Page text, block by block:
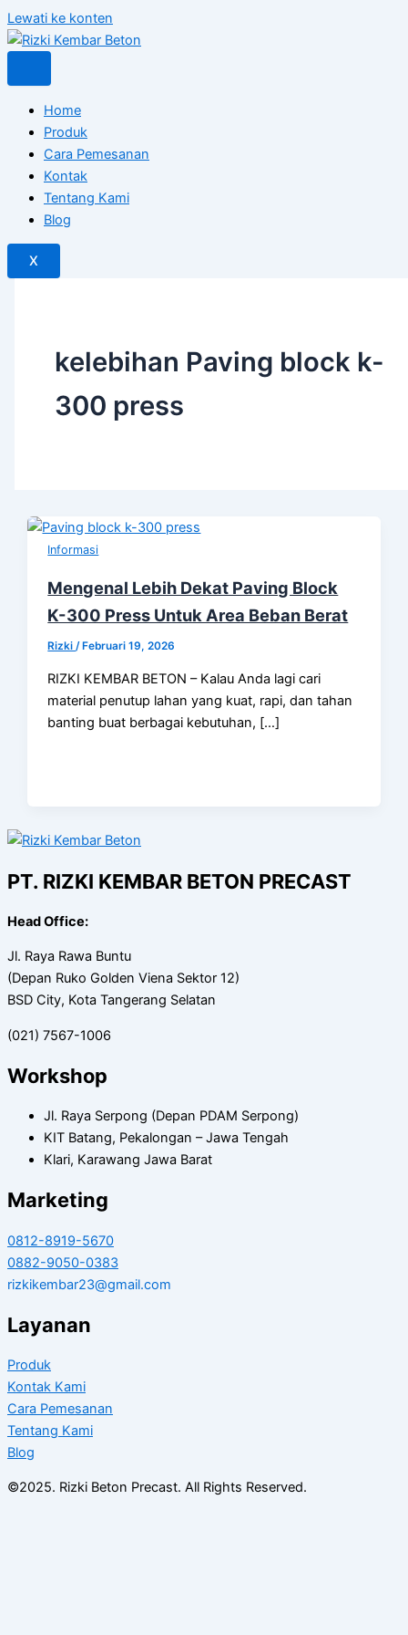
Lewati ke konten
Home
Produk
Cara Pemesanan
Kontak
Tentang Kami
Blog
X
kelebihan Paving block k-
300 press
Informasi
Mengenal Lebih Dekat Paving Block
K-300 Press Untuk Area Beban Berat
Rizki/ Februari 19, 2026
RIZKI KEMBAR BETON – Kalau Anda lagi cari
material penutup lahan yang kuat, rapi, dan tahan
banting buat berbagai kebutuhan, […]
PT. RIZKI KEMBAR BETON PRECAST
Head Office:
Jl. Raya Rawa Buntu
(Depan Ruko Golden Viena Sektor 12)
BSD City, Kota Tangerang Selatan
(021) 7567-1006
Workshop
Jl. Raya Serpong (Depan PDAM Serpong)
KIT Batang, Pekalongan – Jawa Tengah
Klari, Karawang Jawa Barat
Marketing
0812-8919-5670
0882-9050-0383
rizkikembar23@gmail.com
Layanan
Produk
Kontak Kami
Cara Pemesanan
Tentang Kami
Blog
©2025. Rizki Beton Precast. All Rights Reserved.